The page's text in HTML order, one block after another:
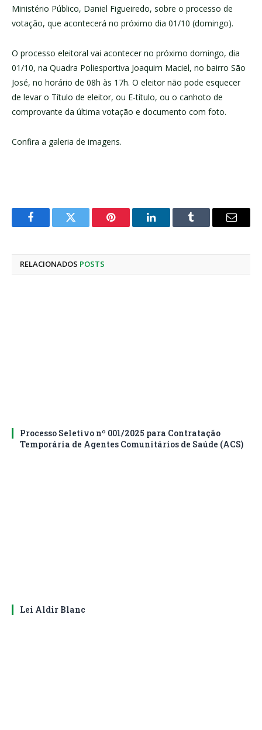
Ministério Público, Daniel Figueiredo, sobre o processo de
votação, que acontecerá no próximo dia 01/10 (domingo).
O processo eleitoral vai acontecer no próximo domingo, dia
01/10, na Quadra Poliesportiva Joaquim Maciel, no bairro São
José, no horário de 08h às 17h. O eleitor não pode esquecer
de levar o Título de eleitor, ou E-título, ou o canhoto de
comprovante da última votação e documento com foto.
Confira a galeria de imagens.
FacebookTwitter Pinterest LinkedInTumblr
E-
RELACIONADOS POSTS
Processo Seletivo nº 001/2025 para Contratação
Temporária de Agentes Comunitários de Saúde (ACS)
Lei Aldir Blanc